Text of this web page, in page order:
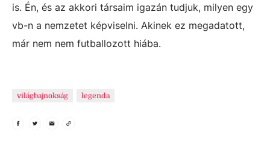
is. Én, és az akkori társaim igazán tudjuk, milyen egy
vb-n a nemzetet képviselni. Akinek ez megadatott,
már nem nem futballozott hiába.
világbajnokság legenda